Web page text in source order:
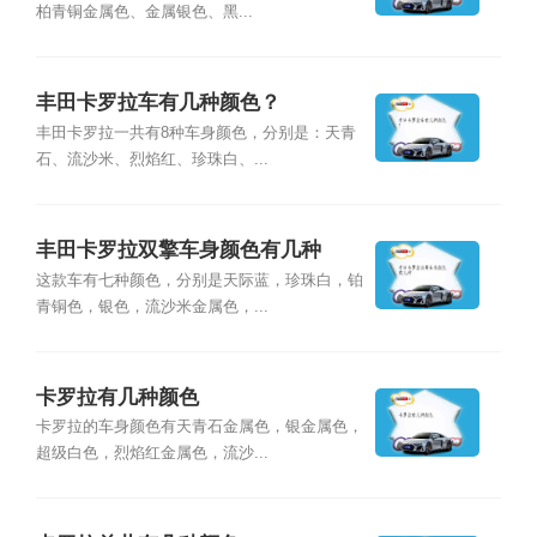
柏青铜金属色、金属银色、黑...
丰田卡罗拉车有几种颜色？
丰田卡罗拉一共有8种车身颜色，分别是：天青
石、流沙米、烈焰红、珍珠白、...
丰田卡罗拉双擎车身颜色有几种
这款车有七种颜色，分别是天际蓝，珍珠白，铂
青铜色，银色，流沙米金属色，...
卡罗拉有几种颜色
卡罗拉的车身颜色有天青石金属色，银金属色，
超级白色，烈焰红金属色，流沙...